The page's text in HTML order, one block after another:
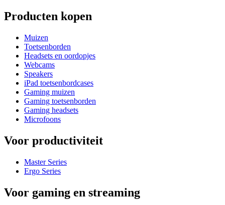
Producten kopen
Muizen
Toetsenborden
Headsets en oordopjes
Webcams
Speakers
iPad toetsenbordcases
Gaming muizen
Gaming toetsenborden
Gaming headsets
Microfoons
Voor productiviteit
Master Series
Ergo Series
Voor gaming en streaming